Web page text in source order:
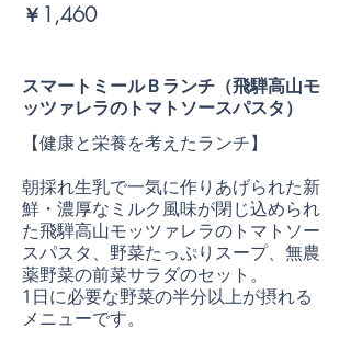
￥1,460
スマートミールＢランチ（飛騨高山モ
ッツァレラのトマトソースパスタ）
【健康と栄養を考えたランチ】
朝採れ生乳で一気に作りあげられた新
鮮・濃厚なミルク風味が閉じ込められ
た飛騨高山モッツァレラのトマトソー
スパスタ、野菜たっぷりスープ、無農
薬野菜の前菜サラダのセット。
1日に必要な野菜の半分以上が摂れる
メニューです。